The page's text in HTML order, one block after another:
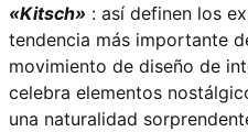
«Kitsch» : así definen los
tendencia más importante
movimiento de diseño de
celebra elementos
una naturalidad